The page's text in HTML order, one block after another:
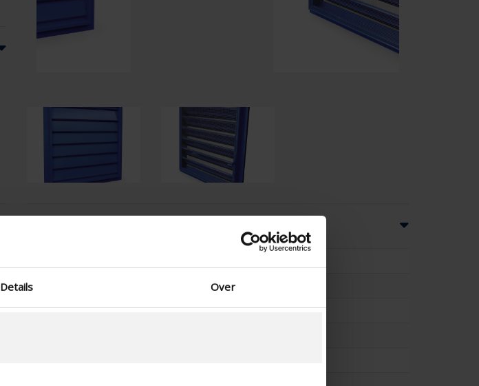
Details Over
Číňané - Čína
technical.standaardgaastype
technical.ip_klasse
-